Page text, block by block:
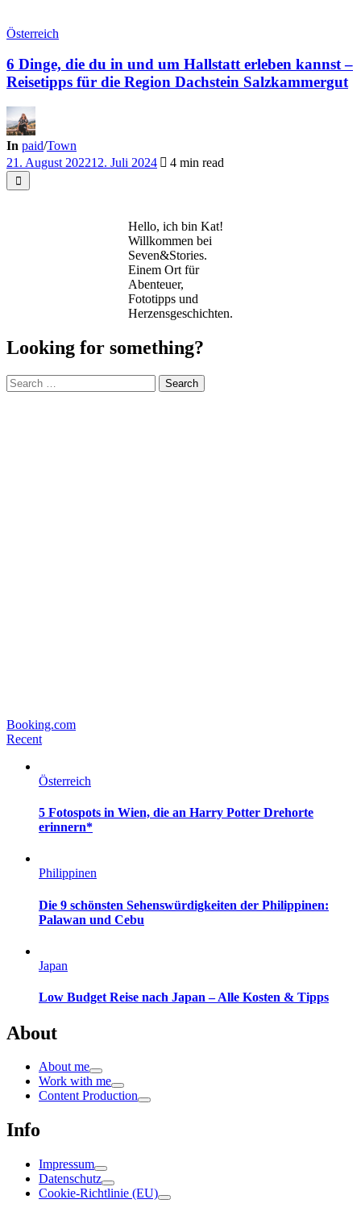
Österreich
6 Dinge, die du in und um Hallstatt erleben kannst –
Reisetipps für die Region Dachstein Salzkammergut
In paid/Town
21. August 202212. Juli 2024 4 min read
Hello, ich bin Kat!
Willkommen bei
Seven&Stories.
Einem Ort für
Abenteuer,
Fototipps und
Herzensgeschichten.
Looking for something?
Search
Booking.com
Recent
Österreich
5 Fotospots in Wien, die an Harry Potter Drehorte
erinnern*
Philippinen
Die 9 schönsten Sehenswürdigkeiten der Philippinen:
Palawan und Cebu
Japan
Low Budget Reise nach Japan – Alle Kosten & Tipps
About
About me
Work with me
Content Production
Info
Impressum
Datenschutz
Cookie-Richtlinie (EU)